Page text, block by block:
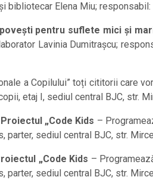
bibliotecar Elena Miu;
pentru suflete mici și
Lavinia Dumitrașcu;
a Copilului” toți cititorii care
etaj I, sediul central BJC, str.
Proiectul „Code Kids –
parter, sediul central BJC, str.
„Code Kids –
parter, sediul central BJC, str.